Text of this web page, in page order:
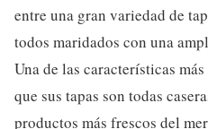
entre una gran variedad de
todos maridados con una
Una de las características
que sus tapas son todas
productos más frescos del